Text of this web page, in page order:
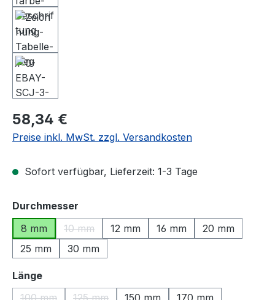
Regulärer Preis:
58,34 €
Preise inkl. MwSt. zzgl. Versandkosten
Sofort verfügbar, Lieferzeit: 1-3 Tage
Durchmesser
8 mm
10 mm
(Diese Option ist zurzeit nicht verfügbar.)
12 mm 16 mm
20 mm
25 mm
30 mm
Längeauswählen